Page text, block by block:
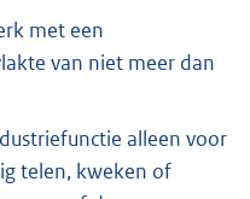
met een
van niet meer dan
alleen voor
telen, kweken of